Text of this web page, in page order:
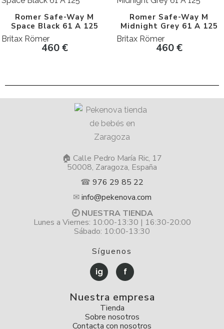
Romer Safe-Way M
Space Black 61 A 125
Britax Römer
460€
Romer Safe-Way M
Midnight Grey 61 A 125
Britax Römer
460€
🏠 Calle Pedro María Ric, 17
50008, Zaragoza, España
☎ 976 29 85 22
✉info@pekenova.com
🕘 NUESTRA TIENDA
Lunes a Viernes: 10:00-13:30 | 16:30-20:00
Sábado: 10:00-13:30
Síguenos
ig f
Nuestra empresa
Tienda
Sobre nosotros
Contacta con nosotros